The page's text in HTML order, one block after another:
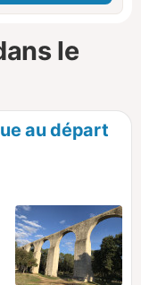
le
au départ